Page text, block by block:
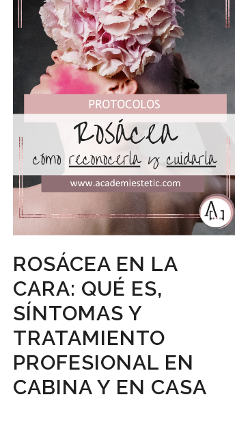
ROSÁCEA EN LA
CARA: QUÉ ES,
SÍNTOMAS Y
TRATAMIENTO
PROFESIONAL EN
CABINA Y EN CASA